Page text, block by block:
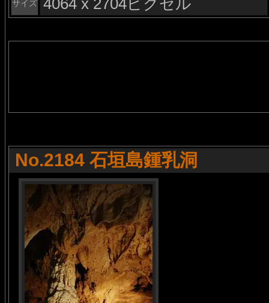
サイズ 4064 x 2704ピクセル
No.2184 石垣島鍾乳洞